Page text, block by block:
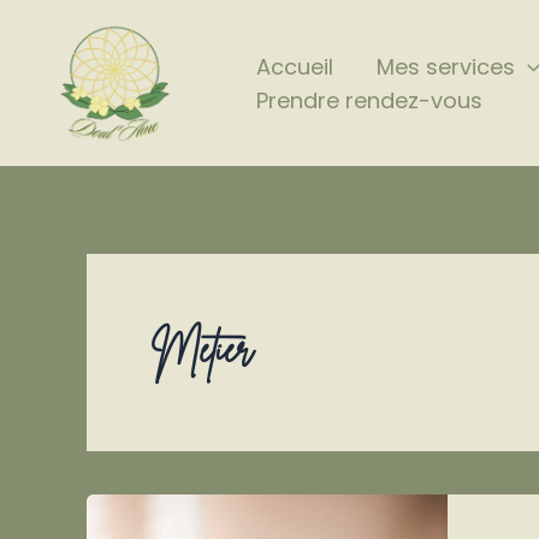
contenu
Accueil Mes services
Prendre rendez-vous
Métier